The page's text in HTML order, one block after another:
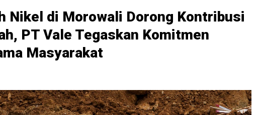
Nikel di Morowali Dorong Kontribusi
PT Vale Tegaskan Komitmen
Masyarakat